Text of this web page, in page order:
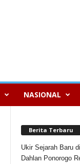
NASIONAL
Berita Terbaru
Ukir Sejarah Baru
Dahlan Ponorogo